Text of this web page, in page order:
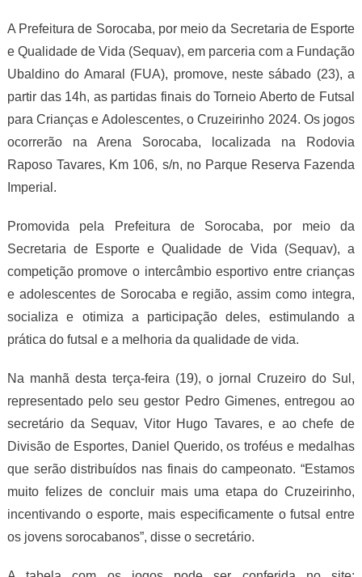
A Prefeitura de Sorocaba, por meio da Secretaria de Esporte
e Qualidade de Vida (Sequav), em parceria com a Fundação
Ubaldino do Amaral (FUA), promove, neste sábado (23), a
partir das 14h, as partidas finais do Torneio Aberto de Futsal
para Crianças e Adolescentes, o Cruzeirinho 2024. Os jogos
ocorrerão na Arena Sorocaba, localizada na Rodovia
Raposo Tavares, Km 106, s/n, no Parque Reserva Fazenda
Imperial.
Promovida pela Prefeitura de Sorocaba, por meio da
Secretaria de Esporte e Qualidade de Vida (Sequav), a
competição promove o intercâmbio esportivo entre crianças
e adolescentes de Sorocaba e região, assim como integra,
socializa e otimiza a participação deles, estimulando a
prática do futsal e a melhoria da qualidade de vida.
Na manhã desta terça-feira (19), o jornal Cruzeiro do Sul,
representado pelo seu gestor Pedro Gimenes, entregou ao
secretário da Sequav, Vitor Hugo Tavares, e ao chefe de
Divisão de Esportes, Daniel Querido, os troféus e medalhas
que serão distribuídos nas finais do campeonato. “Estamos
muito felizes de concluir mais uma etapa do Cruzeirinho,
incentivando o esporte, mais especificamente o futsal entre
os jovens sorocabanos”, disse o secretário.